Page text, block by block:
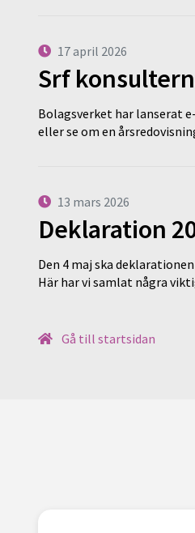
17 april 2026
Srf
Bolagsverket har lanserat
eller se om en
13 mars 2026
Deklaration
Den 4 maj ska
Här har vi samlat några
Gå till startsidan